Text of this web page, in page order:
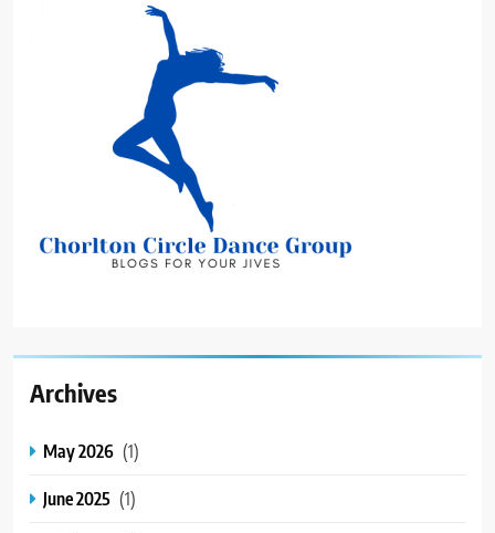
Archives
May 2026 (1)
June 2025 (1)